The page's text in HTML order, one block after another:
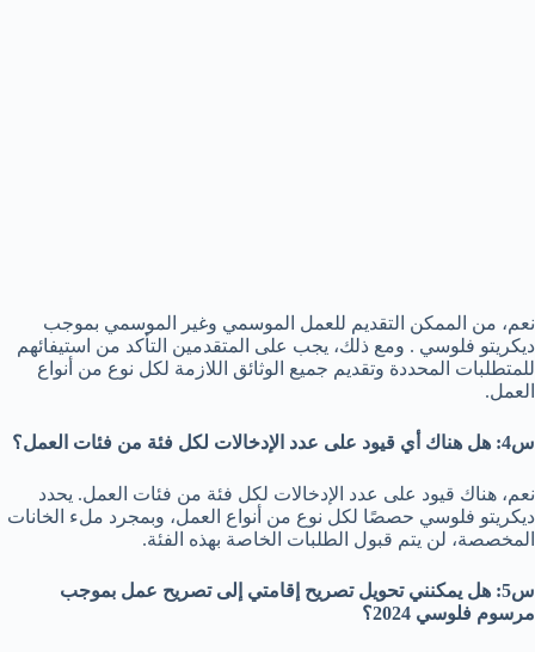
نعم، من الممكن التقديم للعمل الموسمي وغير الموسمي بموجب
ديكريتو فلوسي . ومع ذلك، يجب على المتقدمين التأكد من استيفائهم
للمتطلبات المحددة وتقديم جميع الوثائق اللازمة لكل نوع من أنواع
العمل.
س4: هل هناك أي قيود على عدد الإدخالات لكل فئة من فئات العمل؟
نعم، هناك قيود على عدد الإدخالات لكل فئة من فئات العمل. يحدد
ديكريتو فلوسي حصصًا لكل نوع من أنواع العمل، وبمجرد ملء الخانات
المخصصة، لن يتم قبول الطلبات الخاصة بهذه الفئة.
س5: هل يمكنني تحويل تصريح إقامتي إلى تصريح عمل بموجب
مرسوم فلوسي 2024؟